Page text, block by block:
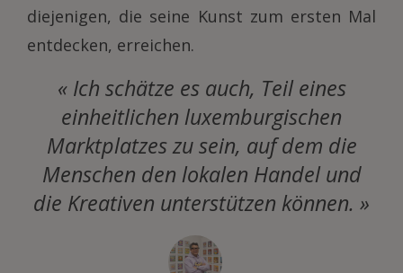
diejenigen, die seine Kunst zum ersten Mal
entdecken, erreichen.
« Ich schätze es auch, Teil eines
einheitlichen luxemburgischen
Marktplatzes zu sein, auf dem die
Menschen den lokalen Handel und
die Kreativen unterstützen können. »